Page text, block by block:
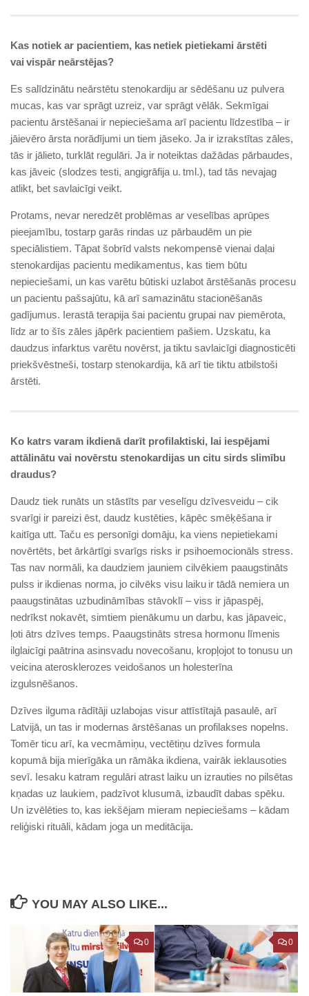
Kas notiek ar pacientiem, kas netiek pietiekami ārstēti
vai vispār neārstējas?
Es salīdzinātu neārstētu stenokardiju ar sēdēšanu uz pulvera
mucas, kas var sprāgt uzreiz, var sprāgt vēlāk. Sekmīgai
pacientu ārstēšanai ir nepieciešama arī pacientu līdzestība – ir
jāievēro ārsta norādījumi un tiem jāseko. Ja ir izrakstītas zāles,
tās ir jālieto, turklāt regulāri. Ja ir noteiktas dažādas pārbaudes,
kas jāveic (slodzes testi, angigrāfija u. tml.), tad tās nevajag
atlikt, bet savlaicīgi veikt.
Protams, nevar neredzēt problēmas ar veselības aprūpes
pieejamību, tostarp garās rindas uz pārbaudēm un pie
speciālistiem. Tāpat šobrīd valsts nekompensē vienai daļai
stenokardijas pacientu medikamentus, kas tiem būtu
nepieciešami, un kas varētu būtiski uzlabot ārstēšanās procesu
un pacientu pašsajūtu, kā arī samazinātu stacionēšanās
gadījumus. Ierastā terapija šai pacientu grupai nav piemērota,
līdz ar to šīs zāles jāpērk pacientiem pašiem. Uzskatu, ka
daudzus infarktus varētu novērst, ja tiktu savlaicīgi diagnosticēti
priekšvēstneši, tostarp stenokardija, kā arī tie tiktu atbilstoši
ārstēti.
Ko katrs varam ikdienā darīt profilaktiski, lai iespējami
attālinātu vai novērstu stenokardijas un citu sirds slimību
draudus?
Daudz tiek runāts un stāstīts par veselīgu dzīvesveidu – cik
svarīgi ir pareizi ēst, daudz kustēties, kāpēc smēķēšana ir
kaitīga utt. Taču es personīgi domāju, ka viens nepietiekami
novērtēts, bet ārkārtīgi svarīgs risks ir psihoemocionāls stress.
Tas nav normāli, ka daudziem jauniem cilvēkiem paaugstināts
pulss ir ikdienas norma, jo cilvēks visu laiku ir tādā nemiera un
paaugstinātas uzbudināmības stāvoklī – viss ir jāpaspēj,
nedrīkst nokavēt, simtiem pienākumu un darbu, kas jāpaveic,
ļoti ātrs dzīves temps. Paaugstināts stresa hormonu līmenis
ilglaicīgi paātrina asinsvadu novecošanu, kropļojot to tonusu un
veicina aterosklerozes veidošanos un holesterīna
izgulsnēšanos.
Dzīves ilguma rādītāji uzlabojas visur attīstītajā pasaulē, arī
Latvijā, un tas ir modernas ārstēšanas un profilakses nopelns.
Tomēr ticu arī, ka vecmāmiņu, vectētiņu dzīves formula
kopumā bija mierīgāka un rāmāka ikdiena, vairāk ieklausoties
sevī. Iesaku katram regulāri atrast laiku un izrauties no pilsētas
kņadas uz laukiem, padzīvot klusumā, izbaudīt dabas spēku.
Un izvēlēties to, kas iekšējam mieram nepieciešams – kādam
reliģiski rituāli, kādam joga un meditācija.
YOU MAY ALSO LIKE...
0 0